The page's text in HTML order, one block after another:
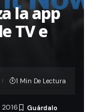
la app
TV e
2016
1 Min De Lectura